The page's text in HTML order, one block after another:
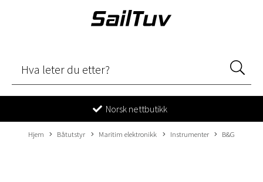
Norsk nettbutikk
Hjem Båtutstyr Maritim elektronikk Instrumenter B&G